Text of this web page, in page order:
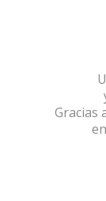
Gracias